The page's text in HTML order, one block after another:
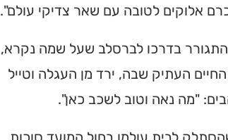
אלוקים לטובה עם שאר צדיקי עולם".
התגורר בדרכו לברסלב שעל שמה נקרא,
העתיק שבה, ירד מן העגלה וטייל
"מה נאה וטוב לשכב כאן".